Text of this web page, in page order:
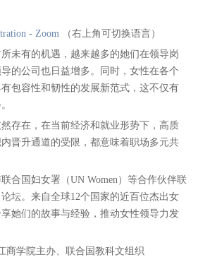
- Zoom （右上角可切换语言）
未有的机遇，越来越多的她们在领导岗
的公司也日益增多。同时，女性在各个
包容性和韧性的发展新范式，这不仅有
存在，在当前经济和就业形势下，高质
晋升通道的受限，都意味着职场多元共
合国妇女署（UN Women）等合作伙伴联
坛。来自全球12个国家的近百位杰出女
她们的故事与经验，推动女性领导力发
商学院主办、联合国教科文组织